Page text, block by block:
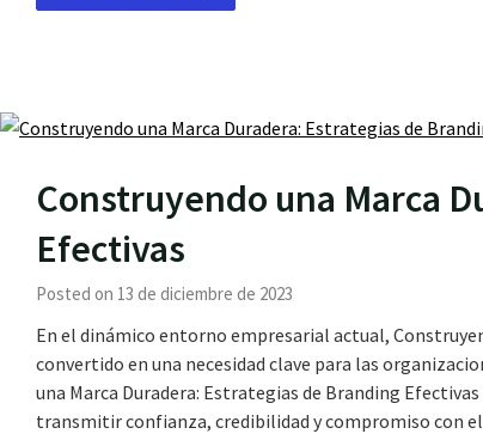
Construyendo una Marca
Efectivas
Posted on 13 de diciembre de 2023
En el dinámico entorno empresarial actual,
convertido en una necesidad clave para las
una Marca Duradera: Estrategias de Branding
transmitir confianza, credibilidad y compromiso con